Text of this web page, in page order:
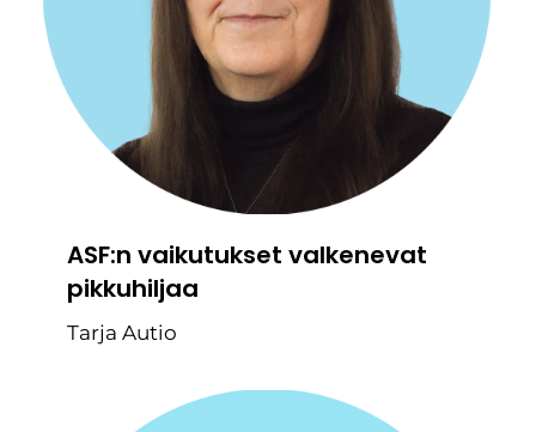
ASF:n vaikutukset valkenevat
pikkuhiljaa
Tarja Autio